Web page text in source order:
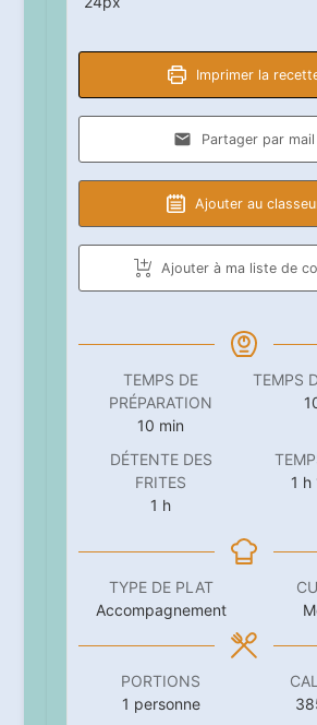
Imprimer la
Partager par mail
Ajouter au
Ajouter à ma liste de
TEMPS DE
PRÉPARATION
10 minutes
min
TEMPS
DÉTENTE DES
FRITES
1 heure
h
1 h
TYPE DE PLAT
Accompagnement
PORTIONS
1 personne